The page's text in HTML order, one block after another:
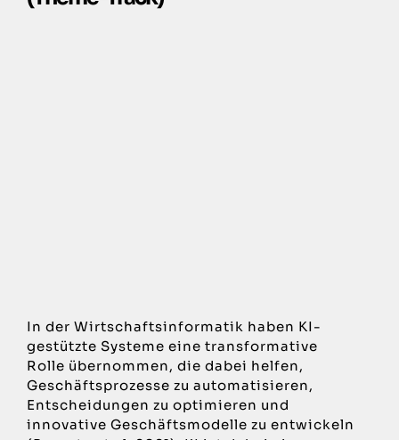
In der Wirtschaftsinformatik haben KI-
gestützte Systeme eine transformative
Rolle übernommen, die dabei helfen,
Geschäftsprozesse zu automatisieren,
Entscheidungen zu optimieren und
innovative Geschäftsmodelle zu entwickeln